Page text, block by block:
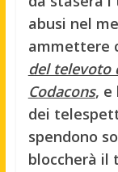
abusi nel
ammettere
del televoto
Codacons, e
dei
spendono
bloccherà il